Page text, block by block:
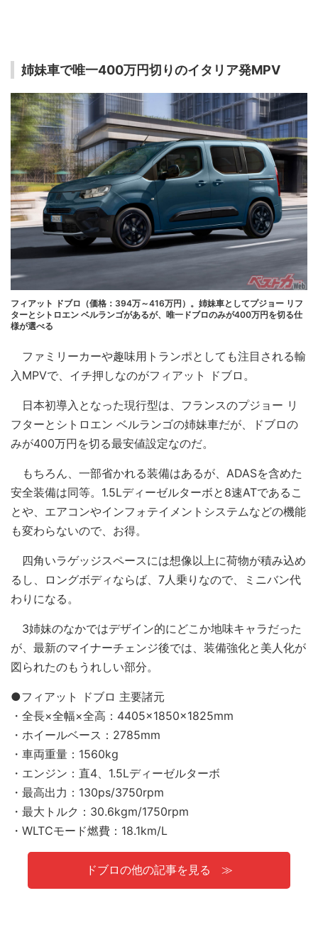
姉妹車で唯一400万円切りのイタリア発MPV
フィアット ドブロ（価格：394万～416万円）。姉妹車としてプジョー リフ
ターとシトロエン ベルランゴがあるが、唯一ドブロのみが400万円を切る仕
様が選べる
ファミリーカーや趣味用トランポとしても注目される輸
入MPVで、イチ押しなのがフィアット ドブロ。
日本初導入となった現行型は、フランスのプジョー リ
フターとシトロエン ベルランゴの姉妹車だが、ドブロの
みが400万円を切る最安値設定なのだ。
もちろん、一部省かれる装備はあるが、ADASを含めた
安全装備は同等。1.5Lディーゼルターボと8速ATであるこ
とや、エアコンやインフォテイメントシステムなどの機能
も変わらないので、お得。
四角いラゲッジスペースには想像以上に荷物が積み込め
るし、ロングボディならば、7人乗りなので、ミニバン代
わりになる。
3姉妹のなかではデザイン的にどこか地味キャラだった
が、最新のマイナーチェンジ後では、装備強化と美人化が
図られたのもうれしい部分。
●フィアット ドブロ 主要諸元
・全長×全幅×全高：4405×1850×1825mm
・ホイールベース：2785mm
・車両重量：1560kg
・エンジン：直4、1.5Lディーゼルターボ
・最高出力：130ps/3750rpm
・最大トルク：30.6kgm/1750rpm
・WLTCモード燃費：18.1km/L
ドブロの他の記事を見る